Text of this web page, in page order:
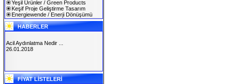
Yeşil Ürünler / Green Products
Keşif Proje Geliştirme Tasarım
Energiewende / Enerji Dönüşümü
HABERLER
SOLAREX ISTANBUL 2019
30.01.2019
Acil Aydınlatma Nedir ...
26.01.2018
FİYAT LİSTELERİ